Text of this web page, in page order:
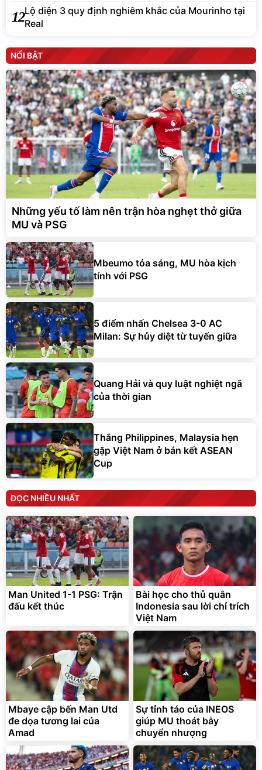
12Lộ diện 3 quy định nghiêm khắc của Mourinho tại
Real
NỔI BẬT
Những yếu tố làm nên trận hòa nghẹt thở giữa
MU và PSG
Mbeumo tỏa sáng, MU hòa kịch
tính với PSG
5 điểm nhấn Chelsea 3-0 AC
Milan: Sự hủy diệt từ tuyến giữa
Quang Hải và quy luật nghiệt ngã
của thời gian
Thắng Philippines, Malaysia hẹn
gặp Việt Nam ở bán kết ASEAN
Cup
ĐỌC NHIỀU NHẤT
Man United 1-1 PSG: Trận
đấu kết thúc
Bài học cho thủ quân
Indonesia sau lời chỉ trích
Việt Nam
Mbaye cập bến Man Utd
đe dọa tương lai của
Amad
Sự tỉnh táo của INEOS
giúp MU thoát bẫy
chuyển nhượng